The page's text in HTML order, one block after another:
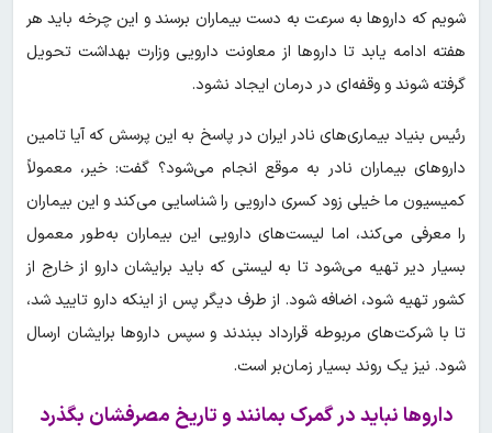
شویم که داروها به سرعت به دست بیماران برسند و این چرخه باید هر
هفته ادامه یابد تا داروها از معاونت دارویی وزارت بهداشت تحویل
گرفته شوند و وقفه‌ای در درمان ایجاد نشود.
رئیس بنیاد بیماری‌های نادر ایران در پاسخ به این پرسش که آیا تامین
داروهای بیماران نادر به موقع انجام می‌شود؟ گفت: خیر، معمولاً
کمیسیون ما خیلی زود کسری دارویی را شناسایی می‌کند و این بیماران
را معرفی می‌کند، اما لیست‌های دارویی این بیماران به‌طور معمول
بسیار دیر تهیه می‌شود تا به لیستی که باید برایشان دارو از خارج از
کشور تهیه شود، اضافه شود. از طرف دیگر پس از اینکه دارو تایید شد،
تا با شرکت‌های مربوطه قرارداد ببندند و سپس داروها برایشان ارسال
شود. نیز یک روند بسیار زمان‌بر است.
داروها نباید در گمرک بمانند و تاریخ مصرفشان بگذرد